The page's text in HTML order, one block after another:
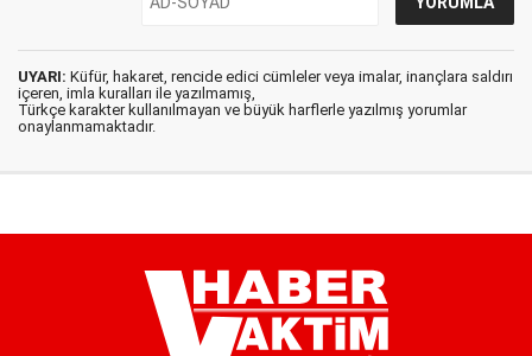
UYARI: Küfür, hakaret, rencide edici cümleler veya imalar, inançlara saldırı
içeren, imla kuralları ile yazılmamış,
Türkçe karakter kullanılmayan ve büyük harflerle yazılmış yorumlar
onaylanmamaktadır.